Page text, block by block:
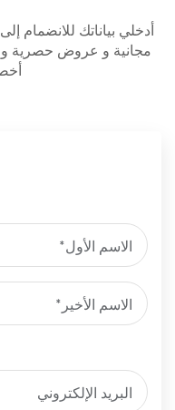
بياناتك للانضمام إلى نادي
و عروض حصرية و فرص
أخصائيي